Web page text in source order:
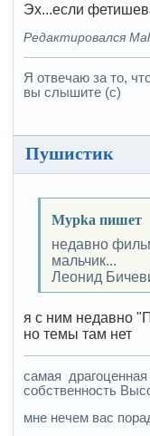
Эх...если
Редактировался
Я отвечаю за то,
вы слышите (с)
Пушистик
Mypka пишет
недавно
мальчик...
Леонид
я с ним недавно
но темы там нет
самая
собственность
мне нечем вас